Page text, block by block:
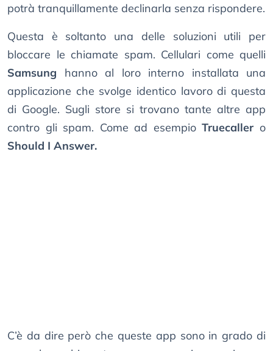
potrà tranquillamente declinarla senza rispondere.
Questa è soltanto una delle soluzioni utili per
bloccare le chiamate spam. Cellulari come quelli
Samsung hanno al loro interno installata una
applicazione che svolge identico lavoro di questa
di Google. Sugli store si trovano tante altre app
contro gli spam. Come ad esempioTruecaller o
Should I Answer.
C’è da dire però che queste app sono in grado di